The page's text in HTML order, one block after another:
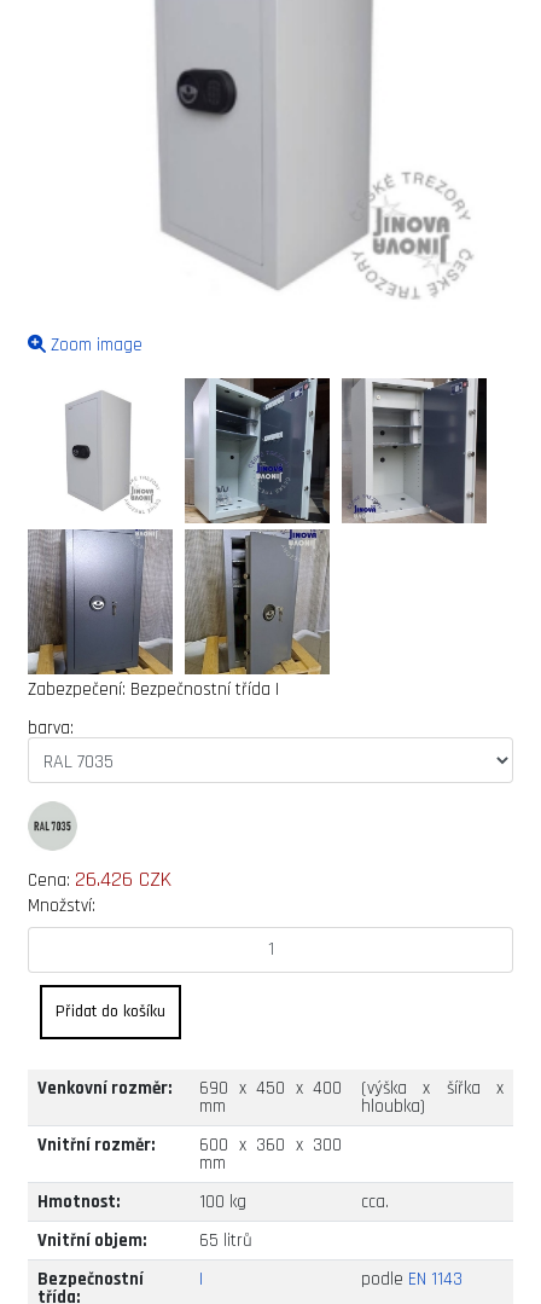
Zoom image
Zabezpečení: Bezpečnostní třída I
barva:
Cena: 26.426 CZK
Množství:
Venkovní rozměr: 690 x 450 x 400
mm
(výška x šířka x
hloubka)
Vnitřní rozměr:
600 x 360 x 300
mm
Hmotnost:
100 kg
cca.
Vnitřní objem:
65 litrů
Bezpečnostní
třída:
I podle EN 1143